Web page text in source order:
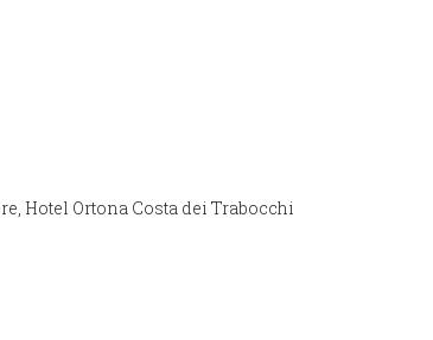
Hotel Ortona Costa dei Trabocchi